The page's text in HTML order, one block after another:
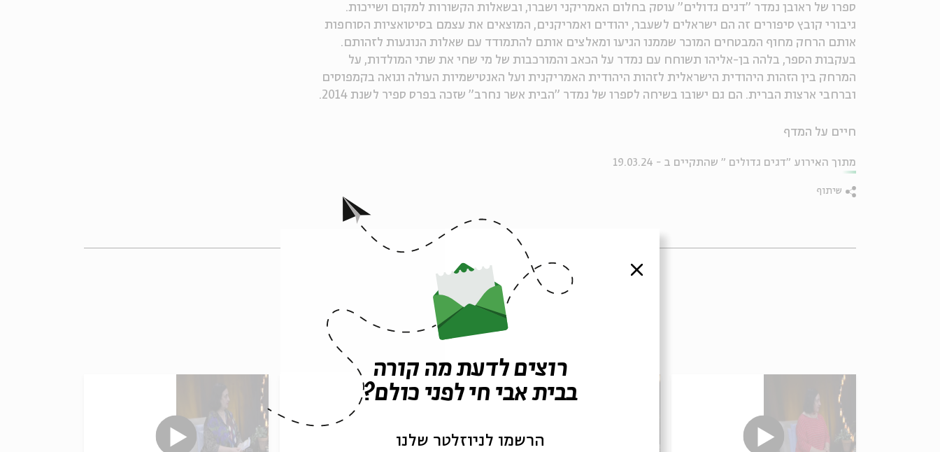
ספרו של ראובן נמדר "דגים גדולים" עוסק בחלום האמריקני ושברו, ובשאלות הקשורות למקום ושייכות.
גיבורי קובץ סיפורים זה הם ישראלים לשעבר, יהודים ואמריקנים, המוצאים את עצמם בסיטואציות הסוחפות
אותם הרחק מחוף המבטחים המוכר שממנו הגיעו ומאלצים אותם להתמודד עם שאלות הנוגעות לזהותם.
בעקבות הספר, בלהה בן-אליהו תשוחח עם נמדר על הכאב והמורכבות של מי שחי את שתי המולדות, על
המרחק בין הזהות היהודית הישראלית לזהות היהודית האמריקנית ועל האנטישמיות העולה וגואה בקמפוסים
וברחבי ארצות הברית. הם גם ישובו בשיחה לספרו של נמדר "הבית אשר נחרב" שזכה בפרס ספיר לשנת 2014.
חיים על המדף
מתוך האירוע "דגים גדולים " שהתקיים ב - 19.03.24
שיתוף
פרקים נוספים בסדרה
סגור
רוצים לדעת מה קורה
בבית אבי חי לפני כולם?
הרשמו לניוזלטר שלנו